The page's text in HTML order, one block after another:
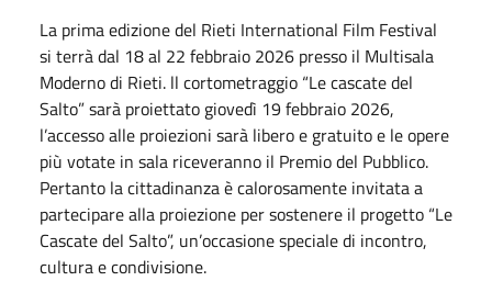
La prima edizione del Rieti International Film Festival
si terrà dal 18 al 22 febbraio 2026 presso il Multisala
Moderno di Rieti. ll cortometraggio “Le cascate del
Salto” sarà proiettato giovedì 19 febbraio 2026,
l’accesso alle proiezioni sarà libero e gratuito e le opere
più votate in sala riceveranno il Premio del Pubblico.
Pertanto la cittadinanza è calorosamente invitata a
partecipare alla proiezione per sostenere il progetto “Le
Cascate del Salto”, un’occasione speciale di incontro,
cultura e condivisione.